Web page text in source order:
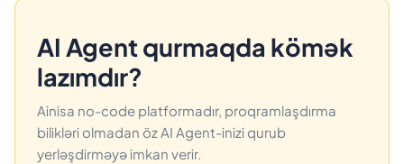
AI Agent qurmaqda kömək
lazımdır?
Ainisa no-code platformadır, proqramlaşdırma
bilikləri olmadan öz AI Agent-inizi qurub
yerləşdirməyə imkan verir.